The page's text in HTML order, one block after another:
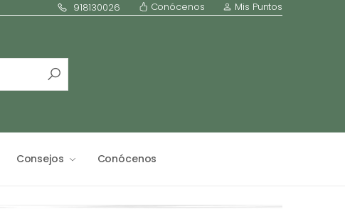
918130026 Conócenos Mis Puntos
Consejos Conócenos